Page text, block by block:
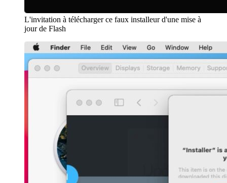
L'invitation à télécharger ce faux installeur d'une mise à
jour de Flash